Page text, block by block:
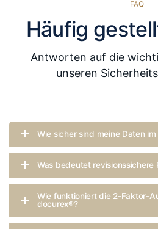
FAQ
Häufig
Antworten auf die
unseren
Wie sicher sind meine Daten
Was bedeutet revisionssichere
Wie funktioniert die 2-Faktor-
docurex®?